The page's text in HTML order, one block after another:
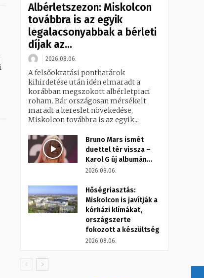
Albérletszezon: Miskolcon
továbbra is az egyik
legalacsonyabbak a bérleti
díjak az...
2026.08.06.
A felsőoktatási ponthatárok
kihirdetése után idén elmaradt a
korábban megszokott albérletpiaci
roham. Bár országosan mérsékelt
maradt a kereslet növekedése,
Miskolcon továbbra is az egyik...
Bruno Mars ismét
duettel tér vissza –
Karol G új albumán...
2026.08.06.
Hőségriasztás:
Miskolcon is javítják a
kórházi klímákat,
országszerte
fokozott a készültség
2026.08.06.